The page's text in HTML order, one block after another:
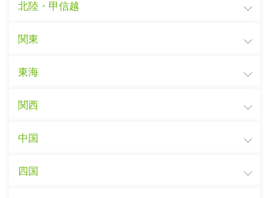
北陸・甲信越
関東
東海
関西
中国
四国